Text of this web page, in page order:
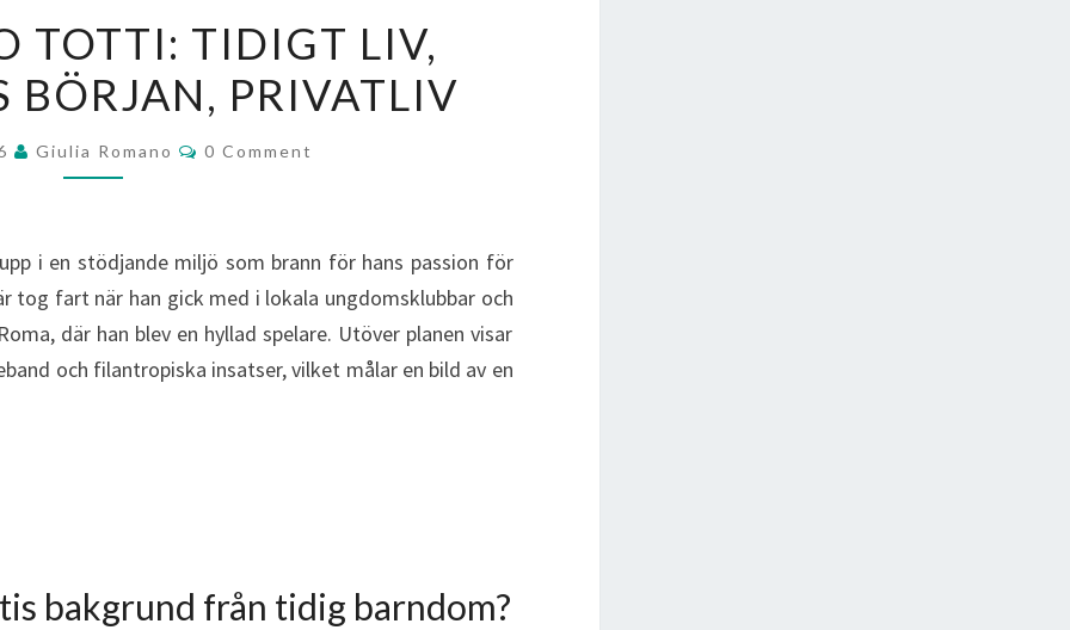
TOTTI:
TIDIGT
LIV,
KARRIÄRENS
TOTTI: TIDIGT LIV,
BÖRJAN, PRIVATLIV
Giulia Romano Comments
0 Comment
i en stödjande miljö som brann för hans passion för
tog fart när han gick med i lokala ungdomsklubbar och
där han blev en hyllad spelare. Utöver planen visar
och filantropiska insatser, vilket målar en bild av en
bakgrund från tidig barndom?